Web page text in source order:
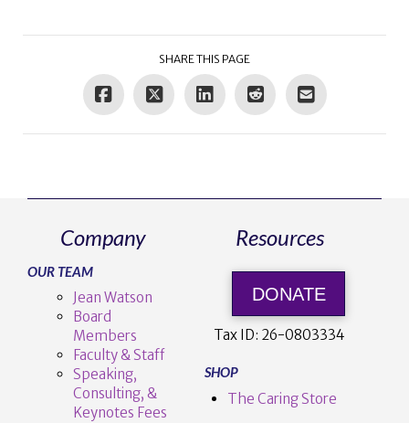
SHARE THIS PAGE
Company
OUR TEAM
Jean Watson
Board
Members
Faculty & Staff
Speaking,
Consulting, &
Keynotes Fees
Resources
DONATE
Tax ID: 26-0803334
SHOP
The Caring Store